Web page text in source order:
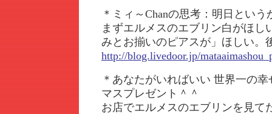
＊ミィ～Chanの思考：明日という
まずエルメスのエブリン白がほし
みとお揃いのピアスが」ほしい。
http://blog.livedoor.jp/
＊あなたがいればいい 世界一の
マスプレゼント＾＾
お店でエルメスのエブリンを見て